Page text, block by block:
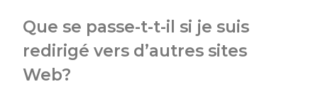
Que se passe-t-t-il si je suis
redirigé vers d’autres sites
Web?